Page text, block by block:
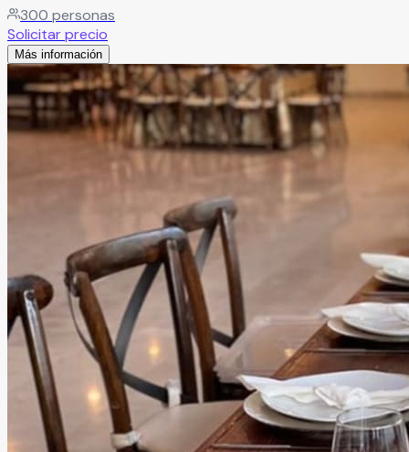
siempre.Leer más
300 personas
Solicitar precio
Más información